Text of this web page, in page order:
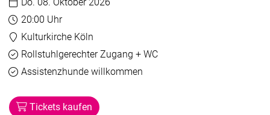
Uhrzeit:
20:00 Uhr
Veranstaltungsort:
Kulturkirche Köln
Barrierefreiheit
Rollstuhlgerechter Zugang + WCVerfügbar
Assistenzhunde willkommen
Tickets kaufen